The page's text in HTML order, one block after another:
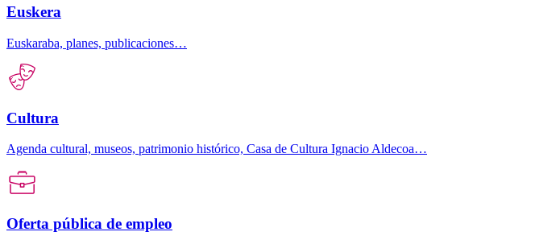
Euskera
Euskaraba, planes, publicaciones…
Cultura
Agenda cultural, museos, patrimonio histórico, Casa de Cultura Ignacio Aldecoa…
Oferta pública de empleo